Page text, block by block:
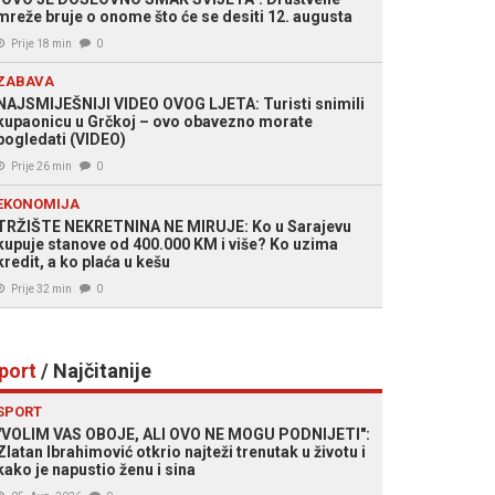
bruje o onome što će se desiti 12. augusta
Prije 18 min 0
VIDEO OVOG LJETA: Turisti snimili
u Grčkoj – ovo obavezno morate
(VIDEO)
Prije 26 min 0
NEKRETNINA NE MIRUJE: Ko u Sarajevu
stanove od 400.000 KM i više? Ko uzima
a ko plaća u kešu
Prije 32 min 0
/ Najčitanije
VAS OBOJE, ALI OVO NE MOGU PODNIJETI":
Ibrahimović otkrio najteži trenutak u životu i
je napustio ženu i sina